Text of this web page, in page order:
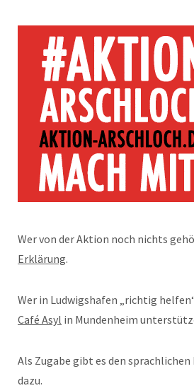
Wer von der Aktion noch nichts
Erklärung.
Wer in Ludwigshafen „richtig
Café Asyl in Mundenheim
Als Zugabe gibt es den sprachlichen
dazu.